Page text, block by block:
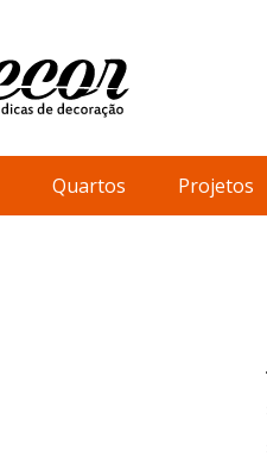
Quartos Projetos